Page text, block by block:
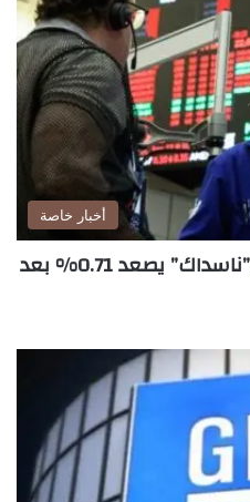
أخبار خاصة
الأسهم الأميركية تتباين.. و”ناسداك” يصعد 0.71% بعد